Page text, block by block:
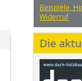
Beispiele,
Widerruf
Die